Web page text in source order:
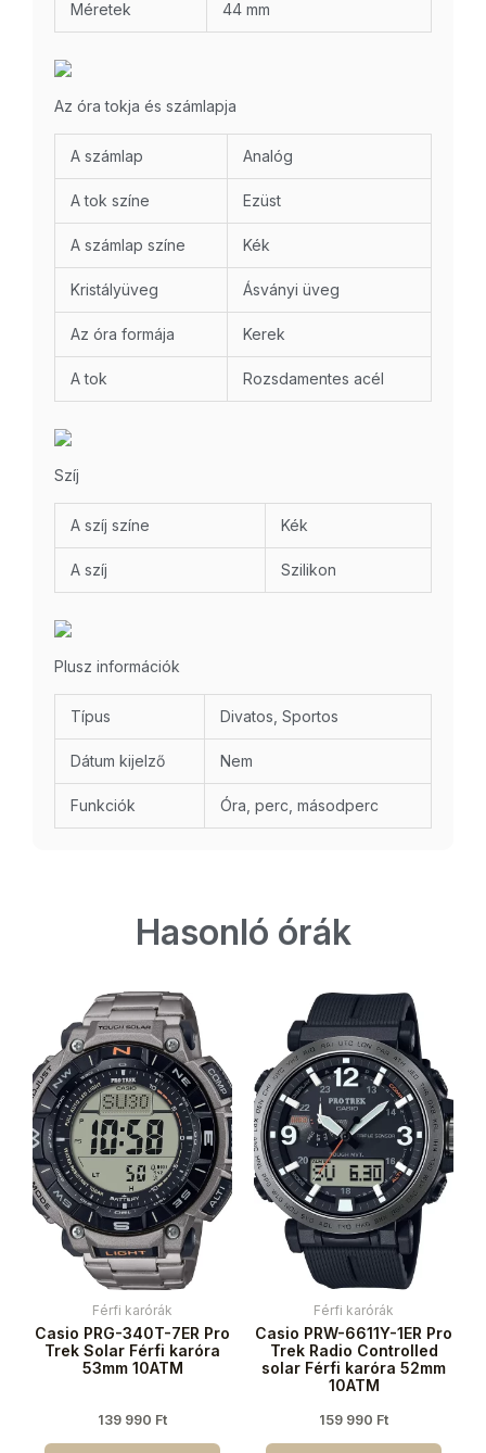
Méretek 44 mm
Az óra tokja és számlapja
A számlap Analóg
A tok színe Ezüst
A számlap színe Kék
Kristályüveg Ásványi üveg
Az óra formája Kerek
A tok Rozsdamentes acél
Szíj
A szíj színe Kék
A szíj Szilikon
Plusz információk
Típus Divatos, Sportos
Dátum kijelző Nem
Funkciók Óra, perc, másodperc
Hasonló órák
Férfi karórák
Casio PRG-340T-7ER Pro
Trek Solar Férfi karóra
53mm 10ATM
139 990 Ft
Férfi karórák
Casio PRW-6611Y-1ER Pro
Trek Radio Controlled
solar Férfi karóra 52mm
10ATM
159 990 Ft